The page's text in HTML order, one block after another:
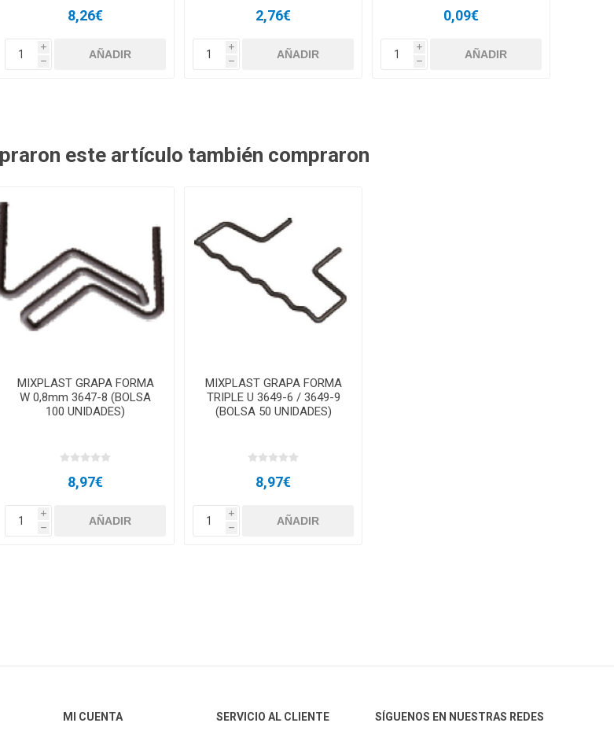
8,26€
i
h
2,76€
i
h
0,09€
i
h
este artículo también compraron
MIXPLAST GRAPA FORMA
W 0,8mm 3647-8 (BOLSA
100 UNIDADES)
8,97€
i
h
MIXPLAST GRAPA FORMA
TRIPLE U 3649-6 / 3649-9
(BOLSA 50 UNIDADES)
8,97€
i
h
MI CUENTA SERVICIO AL CLIENTE SÍGUENOS EN NUESTRAS REDES